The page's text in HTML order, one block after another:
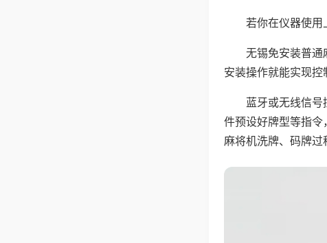
若你在仪器使用
无锡免安装普通
安装操作就能实现控
蓝牙或无线信
件预设好牌型等指
麻将机洗牌、码牌过